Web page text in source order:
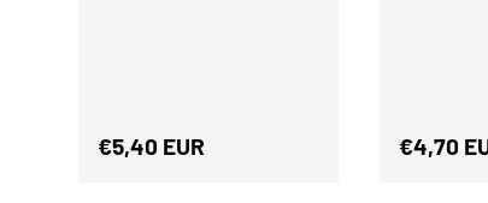
Normaler Preis
€5,40 EUR €4,70